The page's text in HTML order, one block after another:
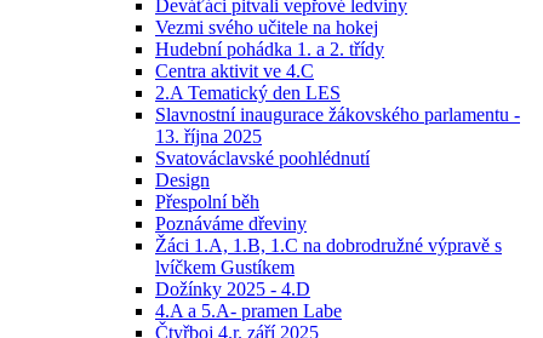
Deváťáci pitvali vepřové ledviny
Vezmi svého učitele na hokej
Hudební pohádka 1. a 2. třídy
Centra aktivit ve 4.C
2.A Tematický den LES
Slavnostní inaugurace žákovského parlamentu -
13. října 2025
Svatováclavské poohlédnutí
Design
Přespolní běh
Poznáváme dřeviny
Žáci 1.A, 1.B, 1.C na dobrodružné výpravě s
lvíčkem Gustíkem
Dožínky 2025 - 4.D
4.A a 5.A- pramen Labe
Čtyřboj 4.r. září 2025